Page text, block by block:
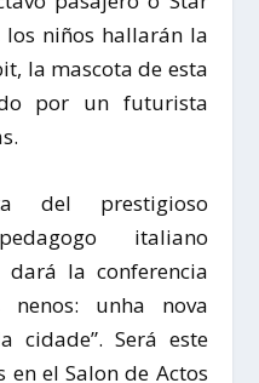
niños hallarán la
la mascota de esta
por un futurista
del prestigioso
italiano
dará la conferencia
nenos: unha nova
cidade”. Será este
en el Salon de Actos